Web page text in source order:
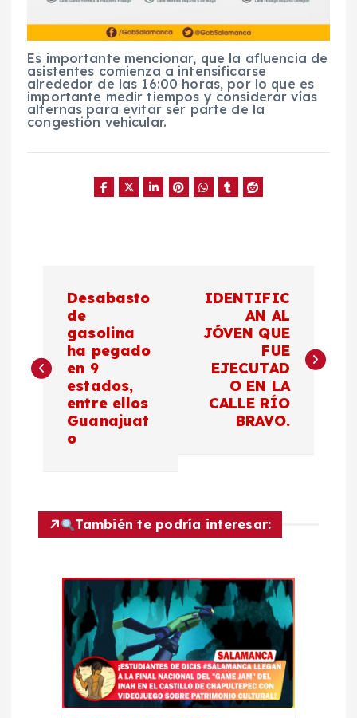
Es importante mencionar, que la afluencia de
asistentes comienza a intensificarse
alrededor de las 16:00 horas, por lo que es
importante medir tiempos y considerar vías
alternas para evitar ser parte de la
congestión vehicular.
v
c
Desabasto
de
gasolina
ha pegado
en 9
estados,
entre ellos
Guanajuat
o
IDENTIFIC
AN AL
JÓVEN QUE
FUE
EJECUTAD
O EN LA
CALLE RÍO
BRAVO.
También te podría interesar: